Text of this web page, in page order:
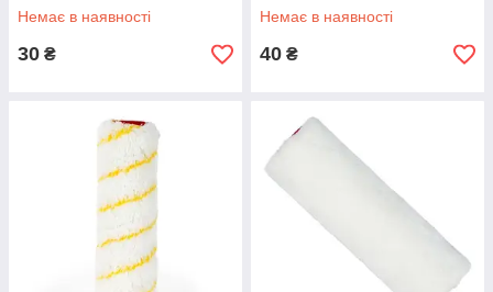
Немає в наявності
30 ₴
Немає в наявності
40 ₴